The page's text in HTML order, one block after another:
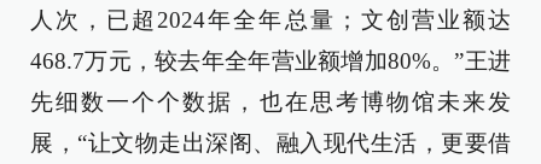
人次，已超2024年全年总量；文创营业额达
468.7万元，较去年全年营业额增加80%。”王进
先细数一个个数据，也在思考博物馆未来发
展，“让文物走出深阁、融入现代生活，更要借